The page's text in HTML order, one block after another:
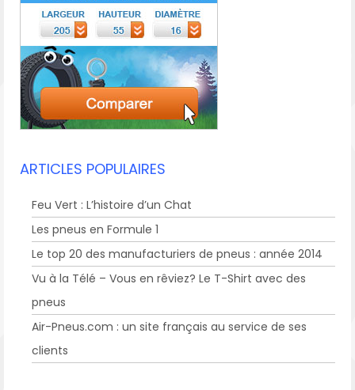
ARTICLES POPULAIRES
Feu Vert : L’histoire d’un Chat
Les pneus en Formule 1
Le top 20 des manufacturiers de pneus : année 2014
Vu à la Télé – Vous en rêviez? Le T-Shirt avec des
pneus
Air-Pneus.com : un site français au service de ses
clients